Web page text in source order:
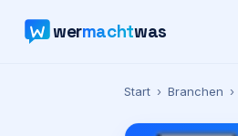
wermachtwas
Start › Branchen ›